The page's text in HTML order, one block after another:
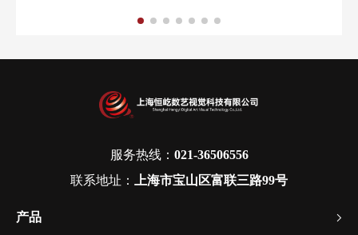
服务热线： 021-36506556
联系地址：
上海市宝山区富联三路99号
产品